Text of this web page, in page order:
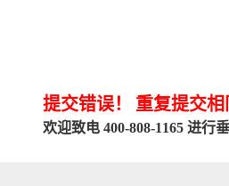
提交错误！ 重复提交
欢迎致电 400-808-1165 进行垂